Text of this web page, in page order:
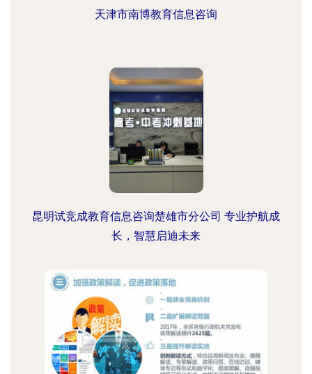
天津市南博教育信息咨询
昆明试竞成教育信息咨询楚雄市分公司 专业护航成
长，智慧启迪未来